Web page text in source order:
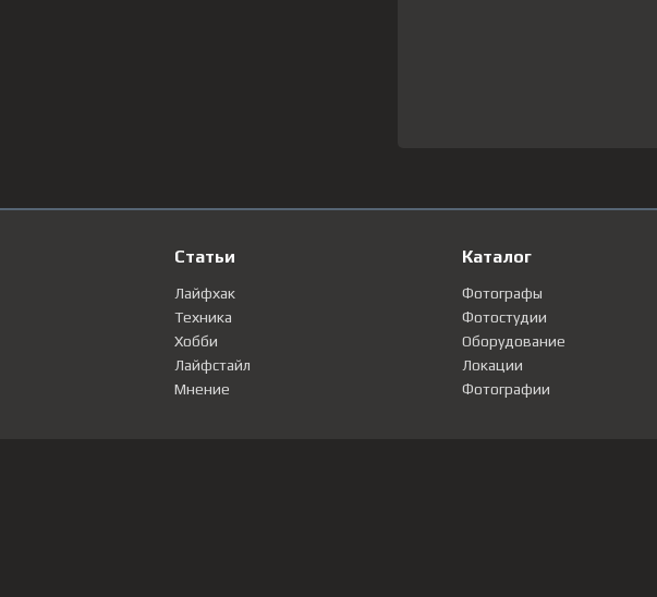
Статьи
Лайфхак
Техника
Хобби
Лайфстайл
Мнение
Каталог
Фотографы
Фотостудии
Оборудование
Локации
Фотографии